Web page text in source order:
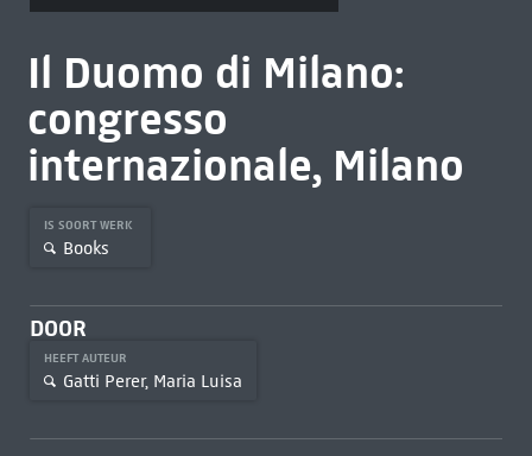
Il Duomo di Milano:
congresso
internazionale, Milano
IS SOORT WERK
Books
DOOR
HEEFT AUTEUR
Gatti Perer, Maria Luisa